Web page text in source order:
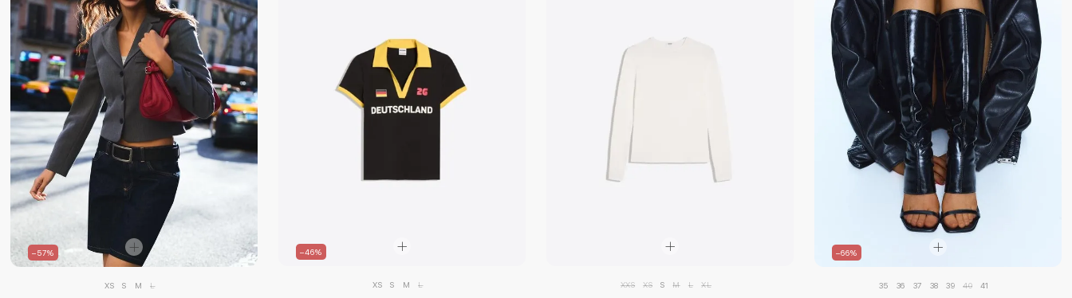
–57%
XS S M L
–46%
XS S M L XXS XS S M L XL
–66%
35 36 37 38 39 40 41